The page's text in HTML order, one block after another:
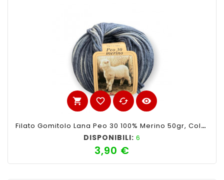
shopping_cart favorite_border cached visibility
Filato Gomitolo Lana Peo 30 100% Merino 50gr, Colore Mix Blu N°126-Ferri Consigliati N°3-4
DISPONIBILI: 6
3,90 €